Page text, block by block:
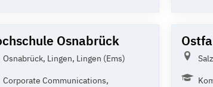
Osnabrück
Osnabrück, Lingen, Lingen (Ems)
Corporate Communications,